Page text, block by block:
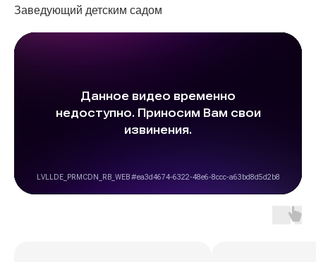
Заведующий детским садом